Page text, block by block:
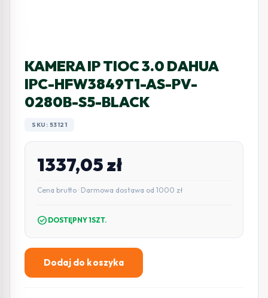
KAMERA IP TIOC 3.0 DAHUA
IPC-HFW3849T1-AS-PV-
0280B-S5-BLACK
SKU: 53121
1337,05zł
Cena brutto · Darmowa dostawa od 1000 zł
check_circle DOSTĘPNY 1SZT.
ilość
Dodaj do koszyka